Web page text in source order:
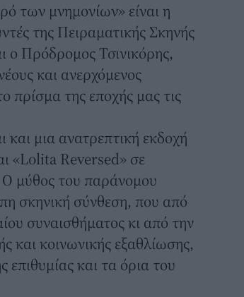
των μνημονίων» είναι η
της Πειραματικής Σκηνής
ο Πρόδρομος Τσινικόρης,
και ανερχόμενος
πρίσμα της εποχής μας τις
και μια ανατρεπτική εκδοχή
«Lolita Reversed» σε
μύθος του παράνομου
σκηνική σύνθεση, που από
συναισθήματος κι από την
και κοινωνικής εξαθλίωσης,
επιθυμίας και τα όρια του